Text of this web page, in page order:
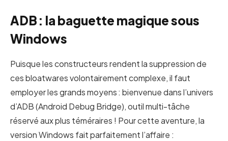
ADB : la baguette magique sous
Windows
Puisque les constructeurs rendent la suppression de
ces bloatwares volontairement complexe, il faut
employer les grands moyens : bienvenue dans l’univers
d’ADB (Android Debug Bridge), outil multi-tâche
réservé aux plus téméraires ! Pour cette aventure, la
version Windows fait parfaitement l’affaire :